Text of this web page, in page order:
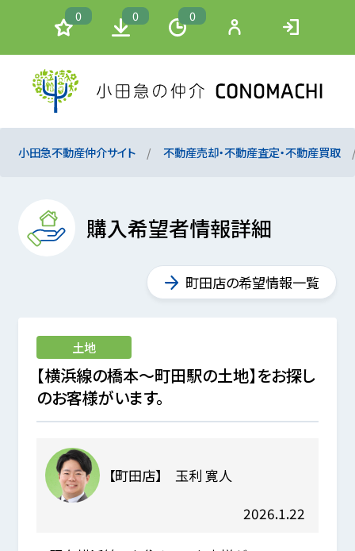
0 0 0
小田急不動産仲介サイト 不動産売却・不動産査定・不動産買取
購入希望者情報詳細
町田店の希望情報一覧
土地
【横浜線の橋本～町田駅の土地】をお探し
のお客様がいます。
【町田店】 玉利 寛人
2026.1.22